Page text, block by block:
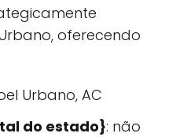
oferecendo
Urbano, AC
do estado}: não